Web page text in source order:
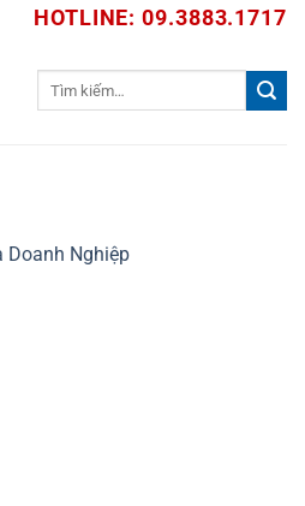
HOTLINE: 09.3883.1717
Doanh Nghiệp